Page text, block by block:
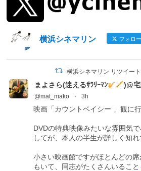
横浜シネマリン フォロー
横浜シネマリン リツイー
まよさら(迷えるｻﾗﾘｰﾏﾝ )@
@mat_mako · 3h
映画「カウントベイシー 」観に
DVDの特典映像みたいな雰囲気
してが、本人の半生が詳しく知
小さい映画館ですがほとんどの
もいて、同志がたくさんいること